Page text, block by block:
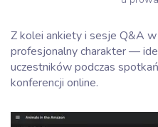
Z kolei ankiety i sesje Q&A w
profesjonalny charakter —
uczestników podczas
konferencji online.